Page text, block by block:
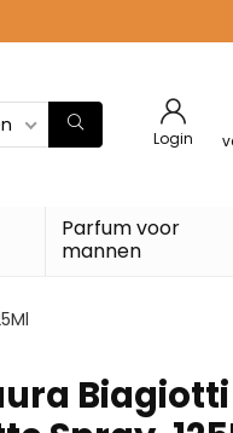
Login
Parfum voor
mannen